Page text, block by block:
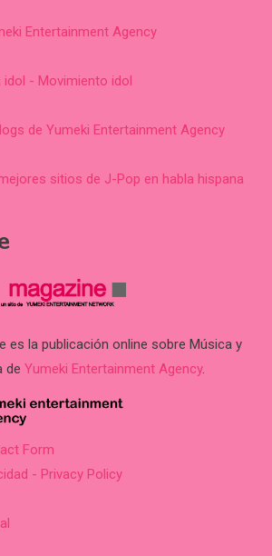
Entertainment Agency
- Movimiento idol
de Yumeki Entertainment Agency
sitios de J-Pop en habla hispana
es la publicación online sobre Música y
de Yumeki Entertainment Agency.
Form
- Privacy Policy